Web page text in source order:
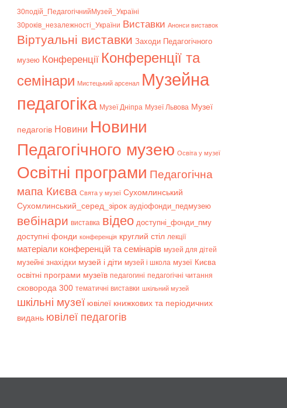
30подій_ПедагогічнийМузей_Україні
30років_незалежності_України Bиставки Анонси виставок
Віртуальні виставки Заходи Педагогічного
музею Конференції Конференції та
семінари Мистецький арсенал Музейна
педагогіка Музеї Дніпра Музеї Львова Музеї
педагогів Новини Новини
Педагогічного музею Освіта у музеї
Освітні програми Педагогічна
мапа Києва Свята у музеї Сухомлинський
Сухомлинський_серед_зірок аудіофонди_педмузею
вебінари виставка відео доступні_фонди_пму
доступні фонди конференція круглий стіл лекції
матеріали конференцій та семінарів музей для дітей
музейні знахідки музей і діти музей і школа музеї Києва
освітні програми музеїв педагогині педагогічні читання
сковорода 300 тематичні виставки шкільний музей
шкільні музеї ювілеї книжкових та періодичних
видань ювілеї педагогів